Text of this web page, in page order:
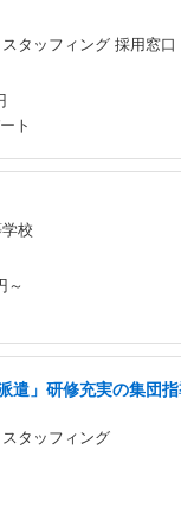
タッフィング 採用窓口
ト
校
～
遣」研修充実の集団
タッフィング